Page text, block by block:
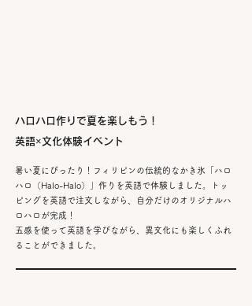
ハロハロ作りで夏を楽しもう！
英語×文化体験イベント
暑い夏にぴったり！フィリピンの伝統的なかき氷「ハロ
ハロ（Halo-Halo）」作りを英語で体験しました。トッ
ピングを英語で注文しながら、自分だけのオリジナルハ
ロハロが完成！
五感を使って英語を学びながら、異文化にも楽しくふれ
ることができました。